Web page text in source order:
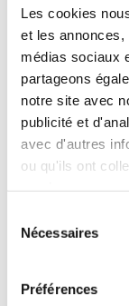
Les cookies
et les
médias sociaux
partageons
notre site avec
publicité et
avec d'autres
ou qu'ils ont
Nécessaires
Préférences
en sanitaires,
votre besoin
vous envoyons
plus brefs délais
de sanitaires
Nous installons,